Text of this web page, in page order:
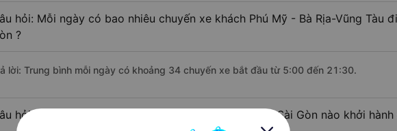
hỏi: Mỗi ngày có bao nhiêu chuyến xe khách Phú Mỹ - Bà Rịa-Vũng Tàu
?
lời: Trung bình mỗi ngày có khoảng 34 chuyến xe bắt đầu từ 5:00 đến 21:30.
hỏi: Nhà xe đi Phú Mỹ - Bà Rịa-Vũng Tàu Quận 8 - Sài Gòn nào khởi